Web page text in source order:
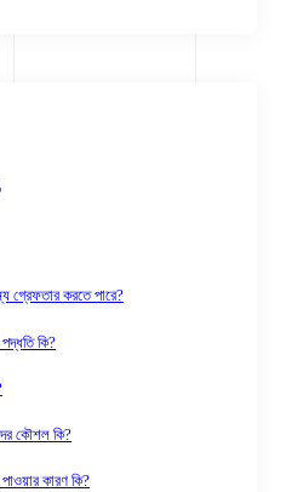
গ্রেফতার করতে পারে?
কি?
কৌশল কি?
কারণ কি?